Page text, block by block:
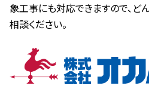
象工事にも対応できますので、ど
相談ください。